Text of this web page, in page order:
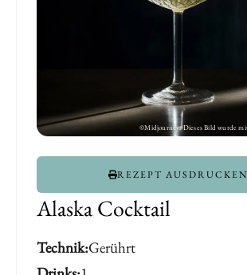
Alaska Cocktail
Technik Gerührt
REZEPT AUSDRUCKEN